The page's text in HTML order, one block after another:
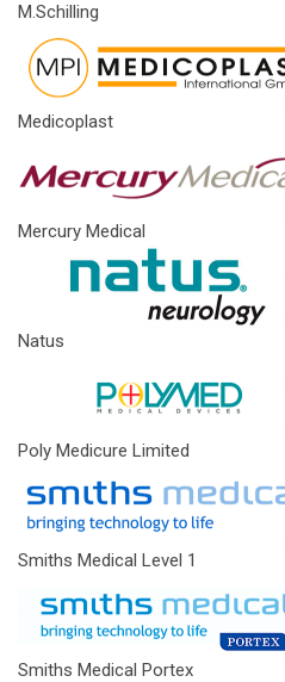
M.Schilling
Medicoplast
Mercury Medical
Natus
Poly Medicure Limited
Smiths Medical Level 1
Smiths Medical Portex